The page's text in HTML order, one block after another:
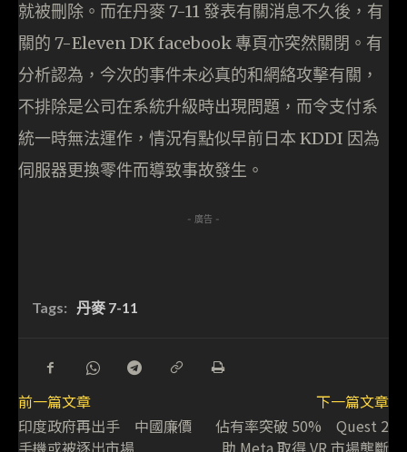
就被刪除。而在丹麥 7-11 發表有關消息不久後，有
關的 7-Eleven DK facebook 專頁亦突然關閉。有
分析認為，今次的事件未必真的和網絡攻擊有關，
不排除是公司在系統升級時出現問題，而令支付系
統一時無法運作，情況有點似早前日本 KDDI 因為
伺服器更換零件而導致事故發生。
- 廣告 -
Tags: 丹麥 7-11
前一篇文章
印度政府再出手 中國廉價
手機或被逐出市場
下一篇文章
佔有率突破 50% Quest 2
助 Meta 取得 VR 市場壟斷